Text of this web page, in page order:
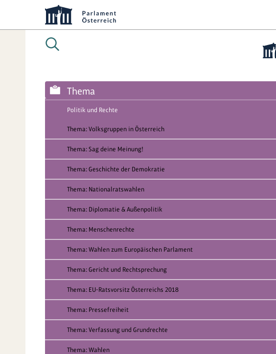
Thema
Politik und Rechte
Thema: Volksgruppen in Österreich
Thema: Sag deine Meinung!
Thema: Geschichte der Demokratie
Thema: Nationalratswahlen
Thema: Diplomatie & Außenpolitik
Thema: Menschenrechte
Thema: Wahlen zum Europäischen Parlament
Thema: Gericht und Rechtsprechung
Thema: EU-Ratsvorsitz Österreichs 2018
Thema: Pressefreiheit
Thema: Verfassung und Grundrechte
Thema: Wahlen